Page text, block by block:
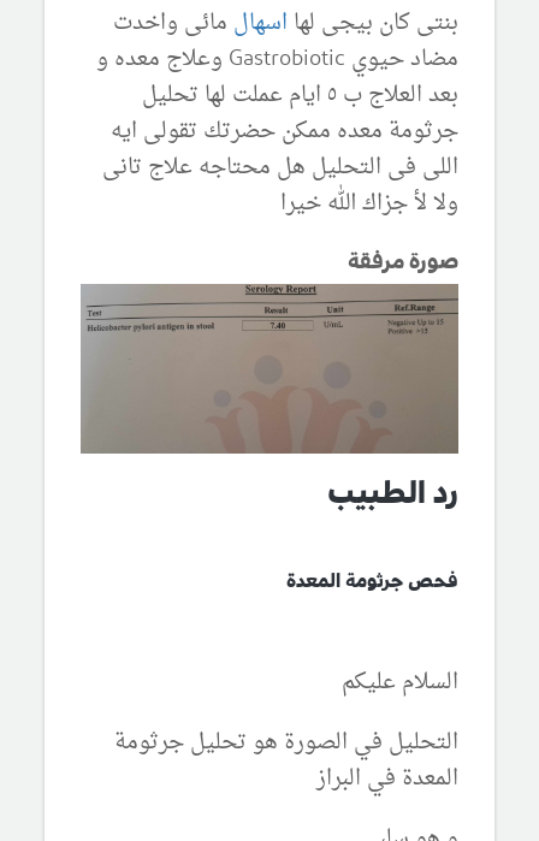
بنتى كان بيجى لها اسهال مائى واخدت
مضاد حيوي Gastrobiotic وعلاج معده و
بعد العلاج ب ٥ ايام عملت لها تحليل
جرثومة معده ممكن حضرتك تقولى ايه
اللى فى التحليل هل محتاجه علاج تانى
ولا لأ جزاك الله خيرا
صورة مرفقة
رد الطبيب
فحص جرثومة المعدة
السلام عليكم
التحليل في الصورة هو تحليل جرثومة
المعدة في البراز